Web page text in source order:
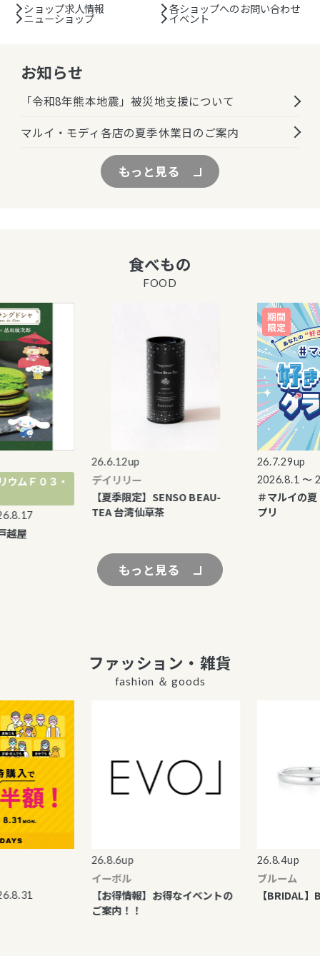
ショップ求人情報 各ショップへのお問い合わせ
ニューショップ イベント
お知らせ
「令和8年熊本地震」被災地支援について
マルイ・モディ各店の夏季休業日のご案内
もっと見る
食べもの
FOOD
０３・
26.6.12up
デイリリー
【夏季限定】SENSO BEAU-
TEA 台湾仙草茶
26.7.29up
2026.8.1 〜
＃マルイの夏 好
もっと見る
ファッション・雑貨
fashion ＆ goods
26.8.6up
イーボル
【お得情報】お得なイベントの
ご案内！！
26.8.4up
ブルーム
【BRIDAL】